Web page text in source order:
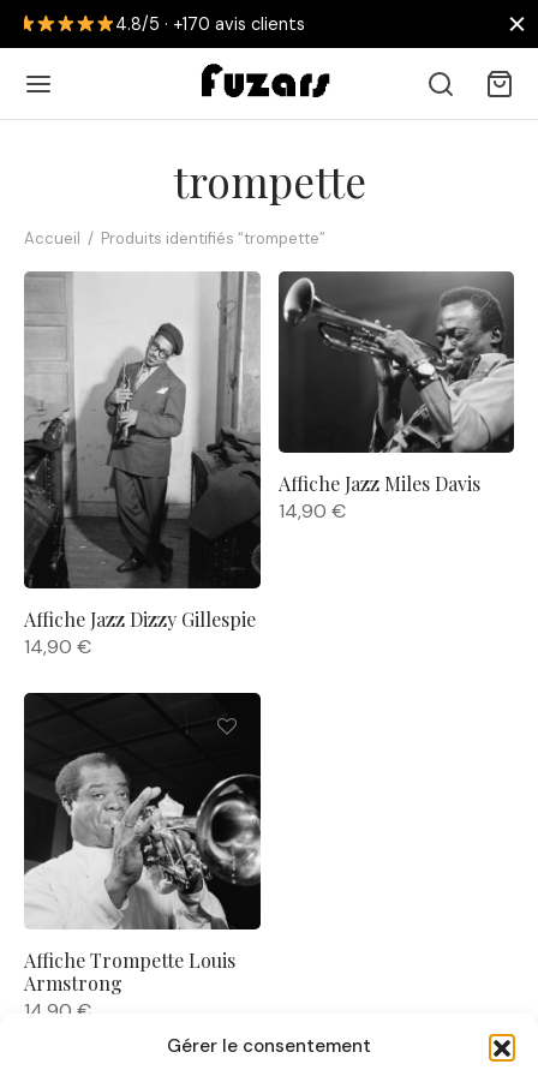
Gérer le consentement
avis clients 2 achetées = la 3ème
trompette
Accueil / Produits identifiés “trompette”
Affiche Jazz Dizzy Gillespie
14,90 €
Affiche Jazz Miles Davis
14,90 €
Affiche Trompette Louis
Armstrong
14,90 €
Retour